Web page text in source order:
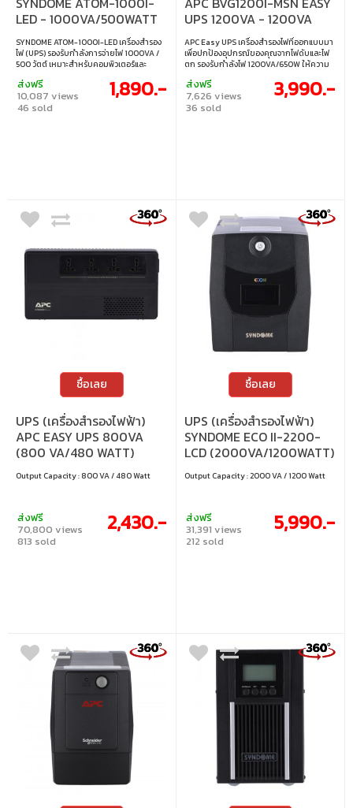
LED - 1000VA/500WATT
SYNDOME ATOM-1000I-LED เครื่องสำรอง
ไฟ (UPS) รองรับกำลังการจ่ายไฟ 1000VA /
500 วัตต์ เหมาะสำหรับคอมพิวเตอร์และ
ตก ไฟดับ พร้อมไฟ LED แสดงสถานะการ
ทำงาน ใช้งานง่าย เพิ่มความปลอดภัยให้กับ
อุปกรณ์สำคัญของคุณ • กำลังการจ่ายไฟ :
ส่งฟรี
10,087 views
46 sold
1,890.-
UPS 1200VA - 1200VA
650W TOWER 230V 4
NEMA UNIVERSAL AVR
APC Easy UPS เครื่องสำรองไฟที่ออกแบบมา
เพื่อปกป้องอุปกรณ์ของคุณจากไฟดับและไฟ
ตก รองรับกำลังไฟ 1200VA/650W ให้ความ
เสียบปลั๊กแบบไทย 4 ช่องและระบบ AVR เพื่อ
ความเสถียรของแรงดันไฟฟ้าในทุก
สถานการณ์
ส่งฟรี
7,626 views
36 sold
3,990.-
ซื้อเลย
UPS (เครื่องสำรองไฟฟ้า)
APC EASY UPS 800VA
(800 VA/480 WATT)
(BV800I-MST)
Output Capacity : 800 VA / 480 Watt
ส่งฟรี
70,800 views
813 sold
2,430.-
ซื้อเลย
UPS (เครื่องสำรองไฟฟ้า)
SYNDOME ECO II-2200-
LCD (2000VA/1200WATT)
Output Capacity : 2000 VA / 1200 Watt
ส่งฟรี
31,391 views
212 sold
5,990.-